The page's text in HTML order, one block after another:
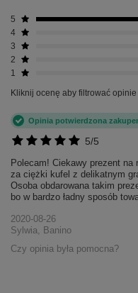
5
4
3
2
1
Kliknij ocenę aby filtrować opinie
5/5
Opinia potwierdzona
Polecam! Ciekawy prezent na
za ciężki kufel z delikatnym
Osoba obdarowana takim
bo w bardzo ładny sposób
2020-08-26
Sylwia, Banino
Czy opinia była pomocna?